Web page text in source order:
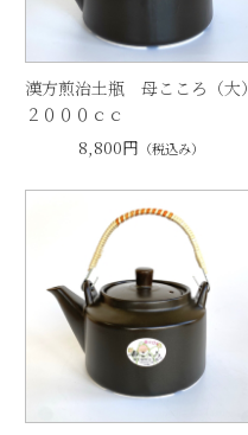
漢方煎治土瓶 母こころ（大）
２０００ｃｃ
8,800円 （税込み）